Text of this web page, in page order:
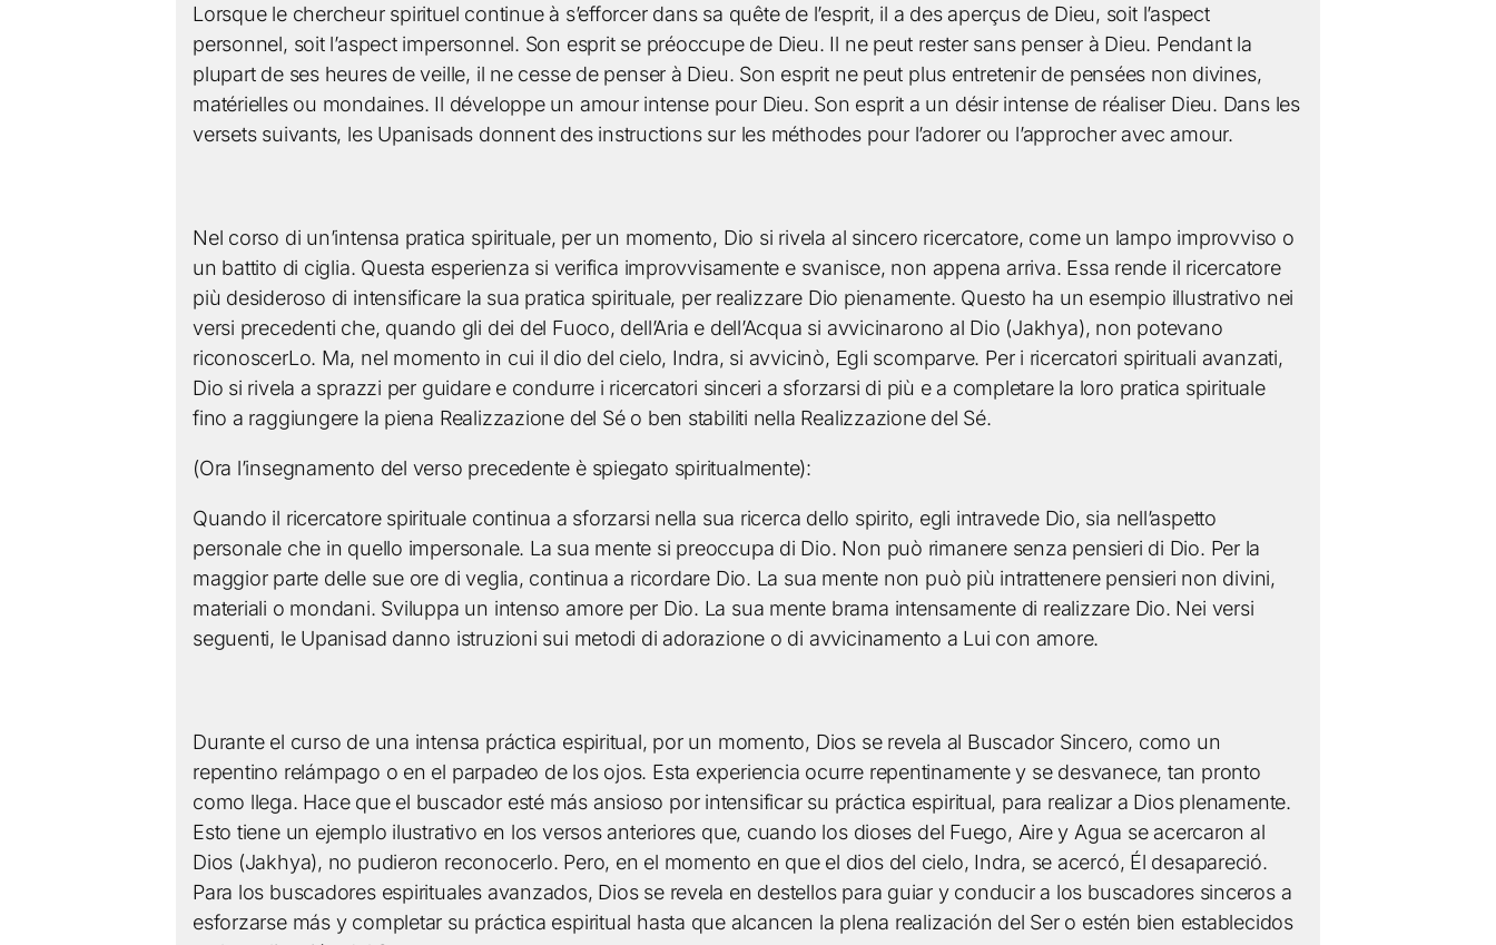
Lorsque le chercheur spirituel continue à s’efforcer dans sa quête de l’esprit, il a des aperçus de Dieu, soit l’aspect
personnel, soit l’aspect impersonnel. Son esprit se préoccupe de Dieu. Il ne peut rester sans penser à Dieu. Pendant la
plupart de ses heures de veille, il ne cesse de penser à Dieu. Son esprit ne peut plus entretenir de pensées non divines,
matérielles ou mondaines. Il développe un amour intense pour Dieu. Son esprit a un désir intense de réaliser Dieu. Dans les
versets suivants, les Upanisads donnent des instructions sur les méthodes pour l’adorer ou l’approcher avec amour.
Nel corso di un’intensa pratica spirituale, per un momento, Dio si rivela al sincero ricercatore, come un lampo improvviso o
un battito di ciglia. Questa esperienza si verifica improvvisamente e svanisce, non appena arriva. Essa rende il ricercatore
più desideroso di intensificare la sua pratica spirituale, per realizzare Dio pienamente. Questo ha un esempio illustrativo nei
versi precedenti che, quando gli dei del Fuoco, dell’Aria e dell’Acqua si avvicinarono al Dio (Jakhya), non potevano
riconoscerLo. Ma, nel momento in cui il dio del cielo, Indra, si avvicinò, Egli scomparve. Per i ricercatori spirituali avanzati,
Dio si rivela a sprazzi per guidare e condurre i ricercatori sinceri a sforzarsi di più e a completare la loro pratica spirituale
fino a raggiungere la piena Realizzazione del Sé o ben stabiliti nella Realizzazione del Sé.
(Ora l’insegnamento del verso precedente è spiegato spiritualmente):
Quando il ricercatore spirituale continua a sforzarsi nella sua ricerca dello spirito, egli intravede Dio, sia nell’aspetto
personale che in quello impersonale. La sua mente si preoccupa di Dio. Non può rimanere senza pensieri di Dio. Per la
maggior parte delle sue ore di veglia, continua a ricordare Dio. La sua mente non può più intrattenere pensieri non divini,
materiali o mondani. Sviluppa un intenso amore per Dio. La sua mente brama intensamente di realizzare Dio. Nei versi
seguenti, le Upanisad danno istruzioni sui metodi di adorazione o di avvicinamento a Lui con amore.
Durante el curso de una intensa práctica espiritual, por un momento, Dios se revela al Buscador Sincero, como un
repentino relámpago o en el parpadeo de los ojos. Esta experiencia ocurre repentinamente y se desvanece, tan pronto
como llega. Hace que el buscador esté más ansioso por intensificar su práctica espiritual, para realizar a Dios plenamente.
Esto tiene un ejemplo ilustrativo en los versos anteriores que, cuando los dioses del Fuego, Aire y Agua se acercaron al
Dios (Jakhya), no pudieron reconocerlo. Pero, en el momento en que el dios del cielo, Indra, se acercó, Él desapareció.
Para los buscadores espirituales avanzados, Dios se revela en destellos para guiar y conducir a los buscadores sinceros a
esforzarse más y completar su práctica espiritual hasta que alcancen la plena realización del Ser o estén bien establecidos